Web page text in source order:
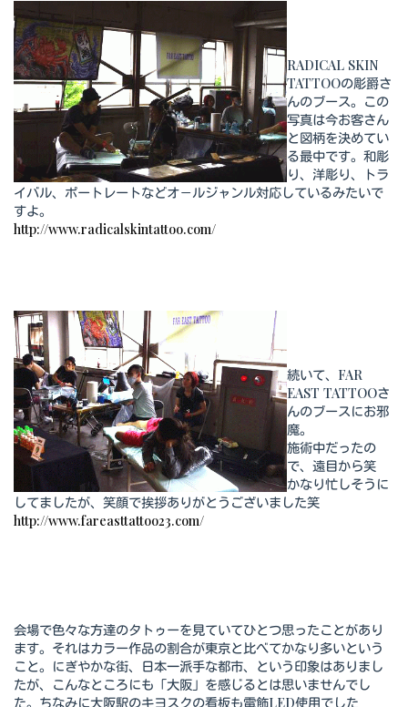
RADICAL SKIN
TATTOOの彫爵さ
んのブース。この
写真は今お客さん
と図柄を決めてい
る最中です。和彫
り、洋彫り、トラ
イバル、ポートレートなどオ－ルジャンル対応しているみたいで
すよ。
http://www.radicalskintattoo.com/
続いて、FAR
EAST TATTOOさ
んのブースにお邪
魔。
施術中だったの
で、遠目から笑
かなり忙しそうに
してましたが、笑顔で挨拶ありがとうございました笑
http://www.fareasttattoo23.com/
会場で色々な方達のタトゥーを見ていてひとつ思ったことがあり
ます。それはカラー作品の割合が東京と比べてかなり多いという
こと。にぎやかな街、日本一派手な都市、という印象はありまし
たが、こんなところにも「大阪」を感じるとは思いませんでし
た。ちなみに大阪駅のキヨスクの看板も電飾LED使用でした